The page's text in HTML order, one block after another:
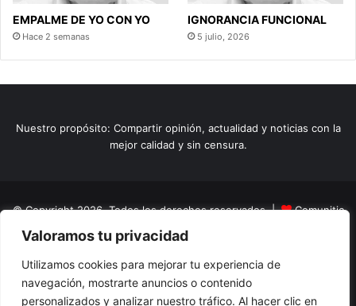
Valoramos tu privacidad
Utilizamos cookies para mejorar tu experiencia de
navegación, mostrarte anuncios o contenido
personalizados y analizar nuestro tráfico. Al hacer clic en
EMPALME DE YO CON YO
Hace 2 semanas
IGNORANCIA FUNCIONAL
5 julio, 2026
Nuestro propósito: Compartir opinión, actualidad y noticias con la
mejor calidad y sin censura.
© Copyright 2026, Todos los derechos reservados |
Comunitic
SAS BICNit 901228106
Home
Actualidad Variedades Opinion Turismo
El Tinteadero
Caricaturas Reportajes